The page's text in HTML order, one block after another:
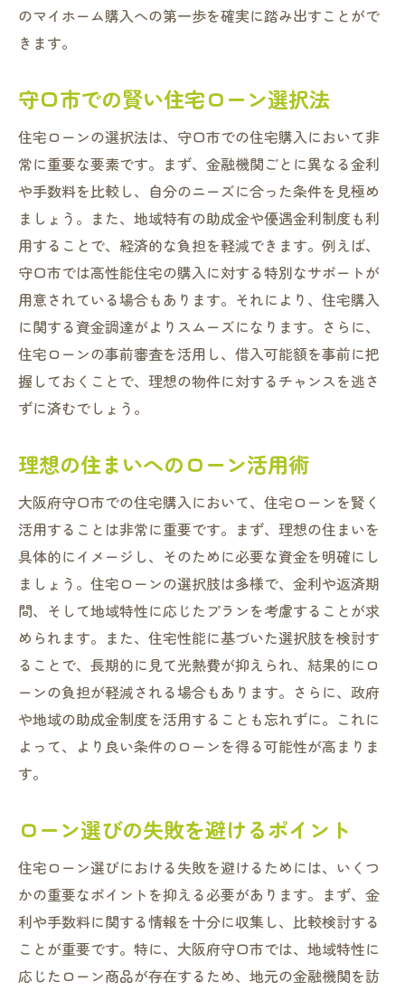
のマイホーム購入への第一歩を確実に踏み出すことがで
きます。
守口市での賢い住宅ローン選択法
住宅ローンの選択法は、守口市での住宅購入において非
常に重要な要素です。まず、金融機関ごとに異なる金利
や手数料を比較し、自分のニーズに合った条件を見極め
ましょう。また、地域特有の助成金や優遇金利制度も利
用することで、経済的な負担を軽減できます。例えば、
守口市では高性能住宅の購入に対する特別なサポートが
用意されている場合もあります。それにより、住宅購入
に関する資金調達がよりスムーズになります。さらに、
住宅ローンの事前審査を活用し、借入可能額を事前に把
握しておくことで、理想の物件に対するチャンスを逃さ
ずに済むでしょう。
理想の住まいへのローン活用術
大阪府守口市での住宅購入において、住宅ローンを賢く
活用することは非常に重要です。まず、理想の住まいを
具体的にイメージし、そのために必要な資金を明確にし
ましょう。住宅ローンの選択肢は多様で、金利や返済期
間、そして地域特性に応じたプランを考慮することが求
められます。また、住宅性能に基づいた選択肢を検討す
ることで、長期的に見て光熱費が抑えられ、結果的にロ
ーンの負担が軽減される場合もあります。さらに、政府
や地域の助成金制度を活用することも忘れずに。これに
よって、より良い条件のローンを得る可能性が高まりま
す。
ローン選びの失敗を避けるポイント
住宅ローン選びにおける失敗を避けるためには、いくつ
かの重要なポイントを抑える必要があります。まず、金
利や手数料に関する情報を十分に収集し、比較検討する
ことが重要です。特に、大阪府守口市では、地域特性に
応じたローン商品が存在するため、地元の金融機関を訪